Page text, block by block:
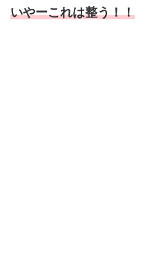
いやーこれは整う！！